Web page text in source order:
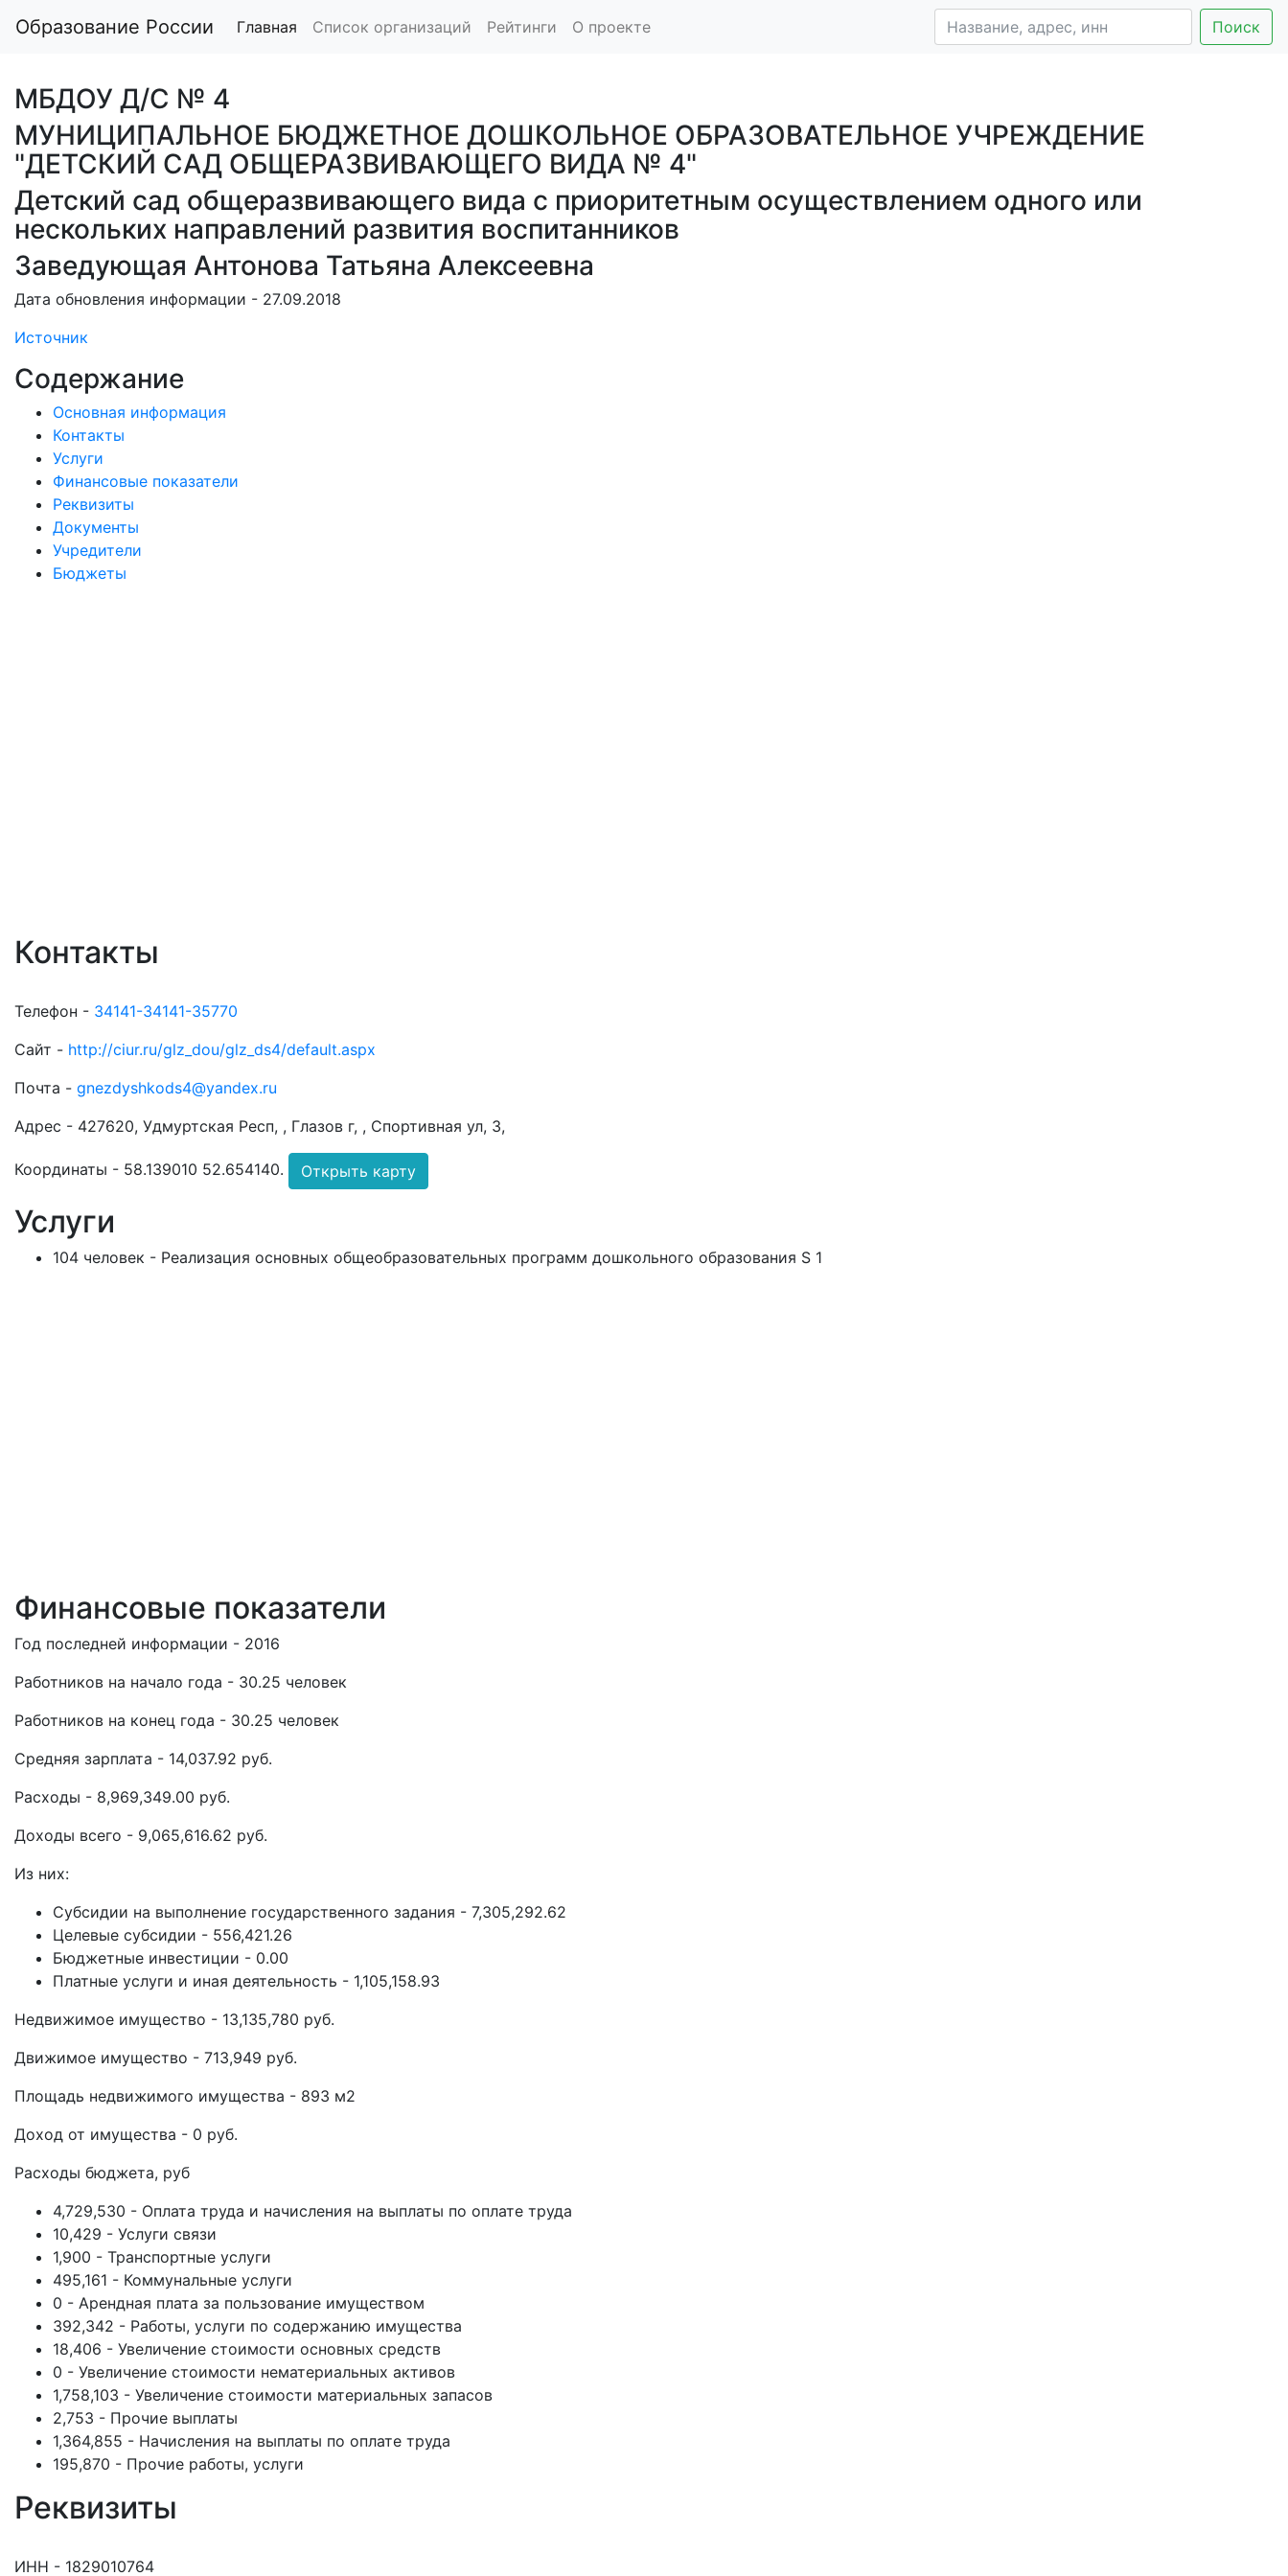
Образование России Главная Список организаций Рейтинги О проекте Поиск
МБДОУ Д/С № 4
МУНИЦИПАЛЬНОЕ БЮДЖЕТНОЕ ДОШКОЛЬНОЕ ОБРАЗОВАТЕЛЬНОЕ УЧРЕЖДЕНИЕ
"ДЕТСКИЙ САД ОБЩЕРАЗВИВАЮЩЕГО ВИДА № 4"
Детский сад общеразвивающего вида с приоритетным осуществлением одного или
нескольких направлений развития воспитанников
Заведующая Антонова Татьяна Алексеевна
Дата обновления информации - 27.09.2018
Источник
Содержание
Основная информация
Контакты
Услуги
Финансовые показатели
Реквизиты
Документы
Учредители
Бюджеты
Контакты
Телефон - 34141-34141-35770
Сайт - http://ciur.ru/glz_dou/glz_ds4/default.aspx
Почта - gnezdyshkods4@yandex.ru
Адрес - 427620, Удмуртская Респ, , Глазов г, , Спортивная ул, 3,
Координаты - 58.139010 52.654140. Открыть карту
Услуги
104 человек - Реализация основных общеобразовательных программ дошкольного образования S 1
Финансовые показатели
Год последней информации - 2016
Работников на начало года - 30.25 человек
Работников на конец года - 30.25 человек
Средняя зарплата - 14,037.92 руб.
Расходы - 8,969,349.00 руб.
Доходы всего - 9,065,616.62 руб.
Из них:
Субсидии на выполнение государственного задания - 7,305,292.62
Целевые субсидии - 556,421.26
Бюджетные инвестиции - 0.00
Платные услуги и иная деятельность - 1,105,158.93
Недвижимое имущество - 13,135,780 руб.
Движимое имущество - 713,949 руб.
Площадь недвижимого имущества - 893 м2
Доход от имущества - 0 руб.
Расходы бюджета, руб
4,729,530 - Оплата труда и начисления на выплаты по оплате труда
10,429 - Услуги связи
1,900 - Транспортные услуги
495,161 - Коммунальные услуги
0 - Арендная плата за пользование имуществом
392,342 - Работы, услуги по содержанию имущества
18,406 - Увеличение стоимости основных средств
0 - Увеличение стоимости нематериальных активов
1,758,103 - Увеличение стоимости материальных запасов
2,753 - Прочие выплаты
1,364,855 - Начисления на выплаты по оплате труда
195,870 - Прочие работы, услуги
Реквизиты
ИНН - 1829010764